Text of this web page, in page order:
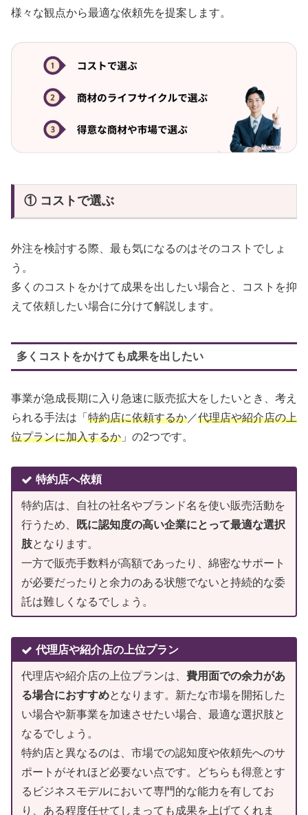
様々な観点から最適な依頼先を提案します。
① コストで選ぶ
外注を検討する際、最も気になるのはそのコストでしょ
う。
多くのコストをかけて成果を出したい場合と、コストを抑
えて依頼したい場合に分けて解説します。
多くコストをかけても成果を出したい
事業が急成長期に入り急速に販売拡大をしたいとき、考え
られる手法は「 特約店に依頼するか ／代理店や紹介店の上
位プランに加入するか 」の2つです。
特約店へ依頼
特約店は、自社の社名やブランド名を使い販売活動を
行うため、
既に認知度の高い企業にとって最適な選択
肢となります。
一方で販売手数料が高額であったり、綿密なサポート
が必要だったりと余力のある状態でないと持続的な委
託は難しくなるでしょう。
代理店や紹介店の上位プラン
代理店や紹介店の上位プランは、 費用面での余力があ
る場合におすすめとなります。新たな市場を開拓した
い場合や新事業を加速させたい場合、最適な選択肢と
なるでしょう。
特約店と異なるのは、市場での認知度や依頼先へのサ
ポートがそれほど必要ない点です。どちらも得意とす
るビジネスモデルにおいて専門的な能力を有してお
り、ある程度任せてしまっても成果を上げてくれま